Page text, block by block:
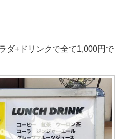
ダ+ドリンクで全て1,000円で